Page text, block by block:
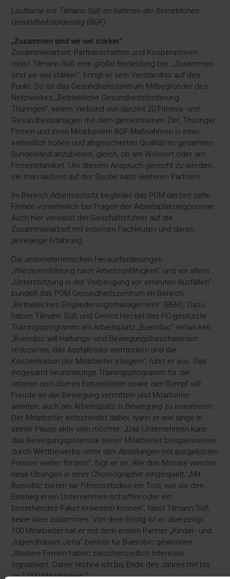
Laufkurse mit Tilmann Süß im Rahmen der Betrieblichen
Gesundheitsförderung (BGF)
„Zusammen sind wir viel stärker.“
Zusammenarbeit, Partnerschaften und Kooperationen
misst Tilmann Süß eine große Bedeutung bei. „Zusammen
sind wir viel stärker“, bringt er sein Verständnis auf den
Punkt. So ist das Gesundheitszentrum Mitbegründer des
Netzwerkes „Betriebliche Gesundheitsförderung
Thüringen“, einem Verbund von derzeit 20 Fitness- und
Gesundheitsanlagen mit dem gemeinsamen Ziel, Thüringer
Firmen und ihren Mitarbeitern BGF-Maßnahmen in einer
einheitlich hohen und abgesicherten Qualität im gesamten
Bundesland anzubieten, gleich, ob am Wohnort oder am
Firmenstandort. Um diesem Anspruch gerecht zu werden,
sei man laufend auf der Suche nach weiteren Partnern.
Im Bereich Arbeitsschutz begleitet das POM derzeit zehn
Firmen vornehmlich bei Fragen der Arbeitsplatzergonomie.
Auch hier verweist der Geschäftsführer auf die
Zusammenarbeit mit externen Fachleuten und deren
jahrelange Erfahrung.
Die unternehmerischen Herausforderungen
„Wiedereinführung nach Arbeitsunfähigkeit“ und vor allem
„Unterstützung in der Vorbeugung vor erneuten Ausfällen“
bündelt das POM Gesundheitszentrum im Bereich
„Betriebliches Eingliederungsmanagement“ (BEM). Dazu
haben Tilmann Süß und Gernot Heckel das PC-gestützte
Trainingsprogramm am Arbeitsplatz „Buerobic“ entwickelt.
„Buerobic will Haltungs- und Bewegungsbeschwerden
reduzieren, das Ausfallrisiko vermindern und die
Konzentration der Mitarbeiter steigern“, führt er aus. Das
insgesamt neunminütige Trainingsprogramm für die
unteren und oberen Extremitäten sowie den Rumpf will
Freude an der Bewegung vermitteln und Mitarbeiter
anleiten, auch am Arbeitsplatz in Bewegung zu investieren.
Der Mitarbeiter entscheidet dabei, wann er wie lange in
seiner Pause aktiv sein möchte. „Das Unternehmen kann
das Bewegungspotenzial seiner Mitarbeiter beispielsweise
durch Wettbewerbe unter den Abteilungen mit ausgelobten
Preisen weiter fördern“, fügt er an. Alle drei Monate werden
neue Übungen in einer Choreographie eingespielt. „Mit
Buerobic bieten wir Fitnessstudios ein Tool, wie sie den
Einstieg in ein Unternehmen schaffen oder ein
bestehendes Paket erweitern können“, fasst Tilmann Süß
seine Idee zusammen. Von dem Erfolg ist er überzeugt.
100 Mitarbeiter hat er mit dem ersten Partner „Kinder- und
Jugendhäuser Jena“ bereits für Buerobic gewonnen.
„Weitere Firmen haben zwischenzeitlich Interesse
signalisiert. Daher rechne ich bis Ende des Jahres mit bis
zu 1.000 Mitarbeitern.“